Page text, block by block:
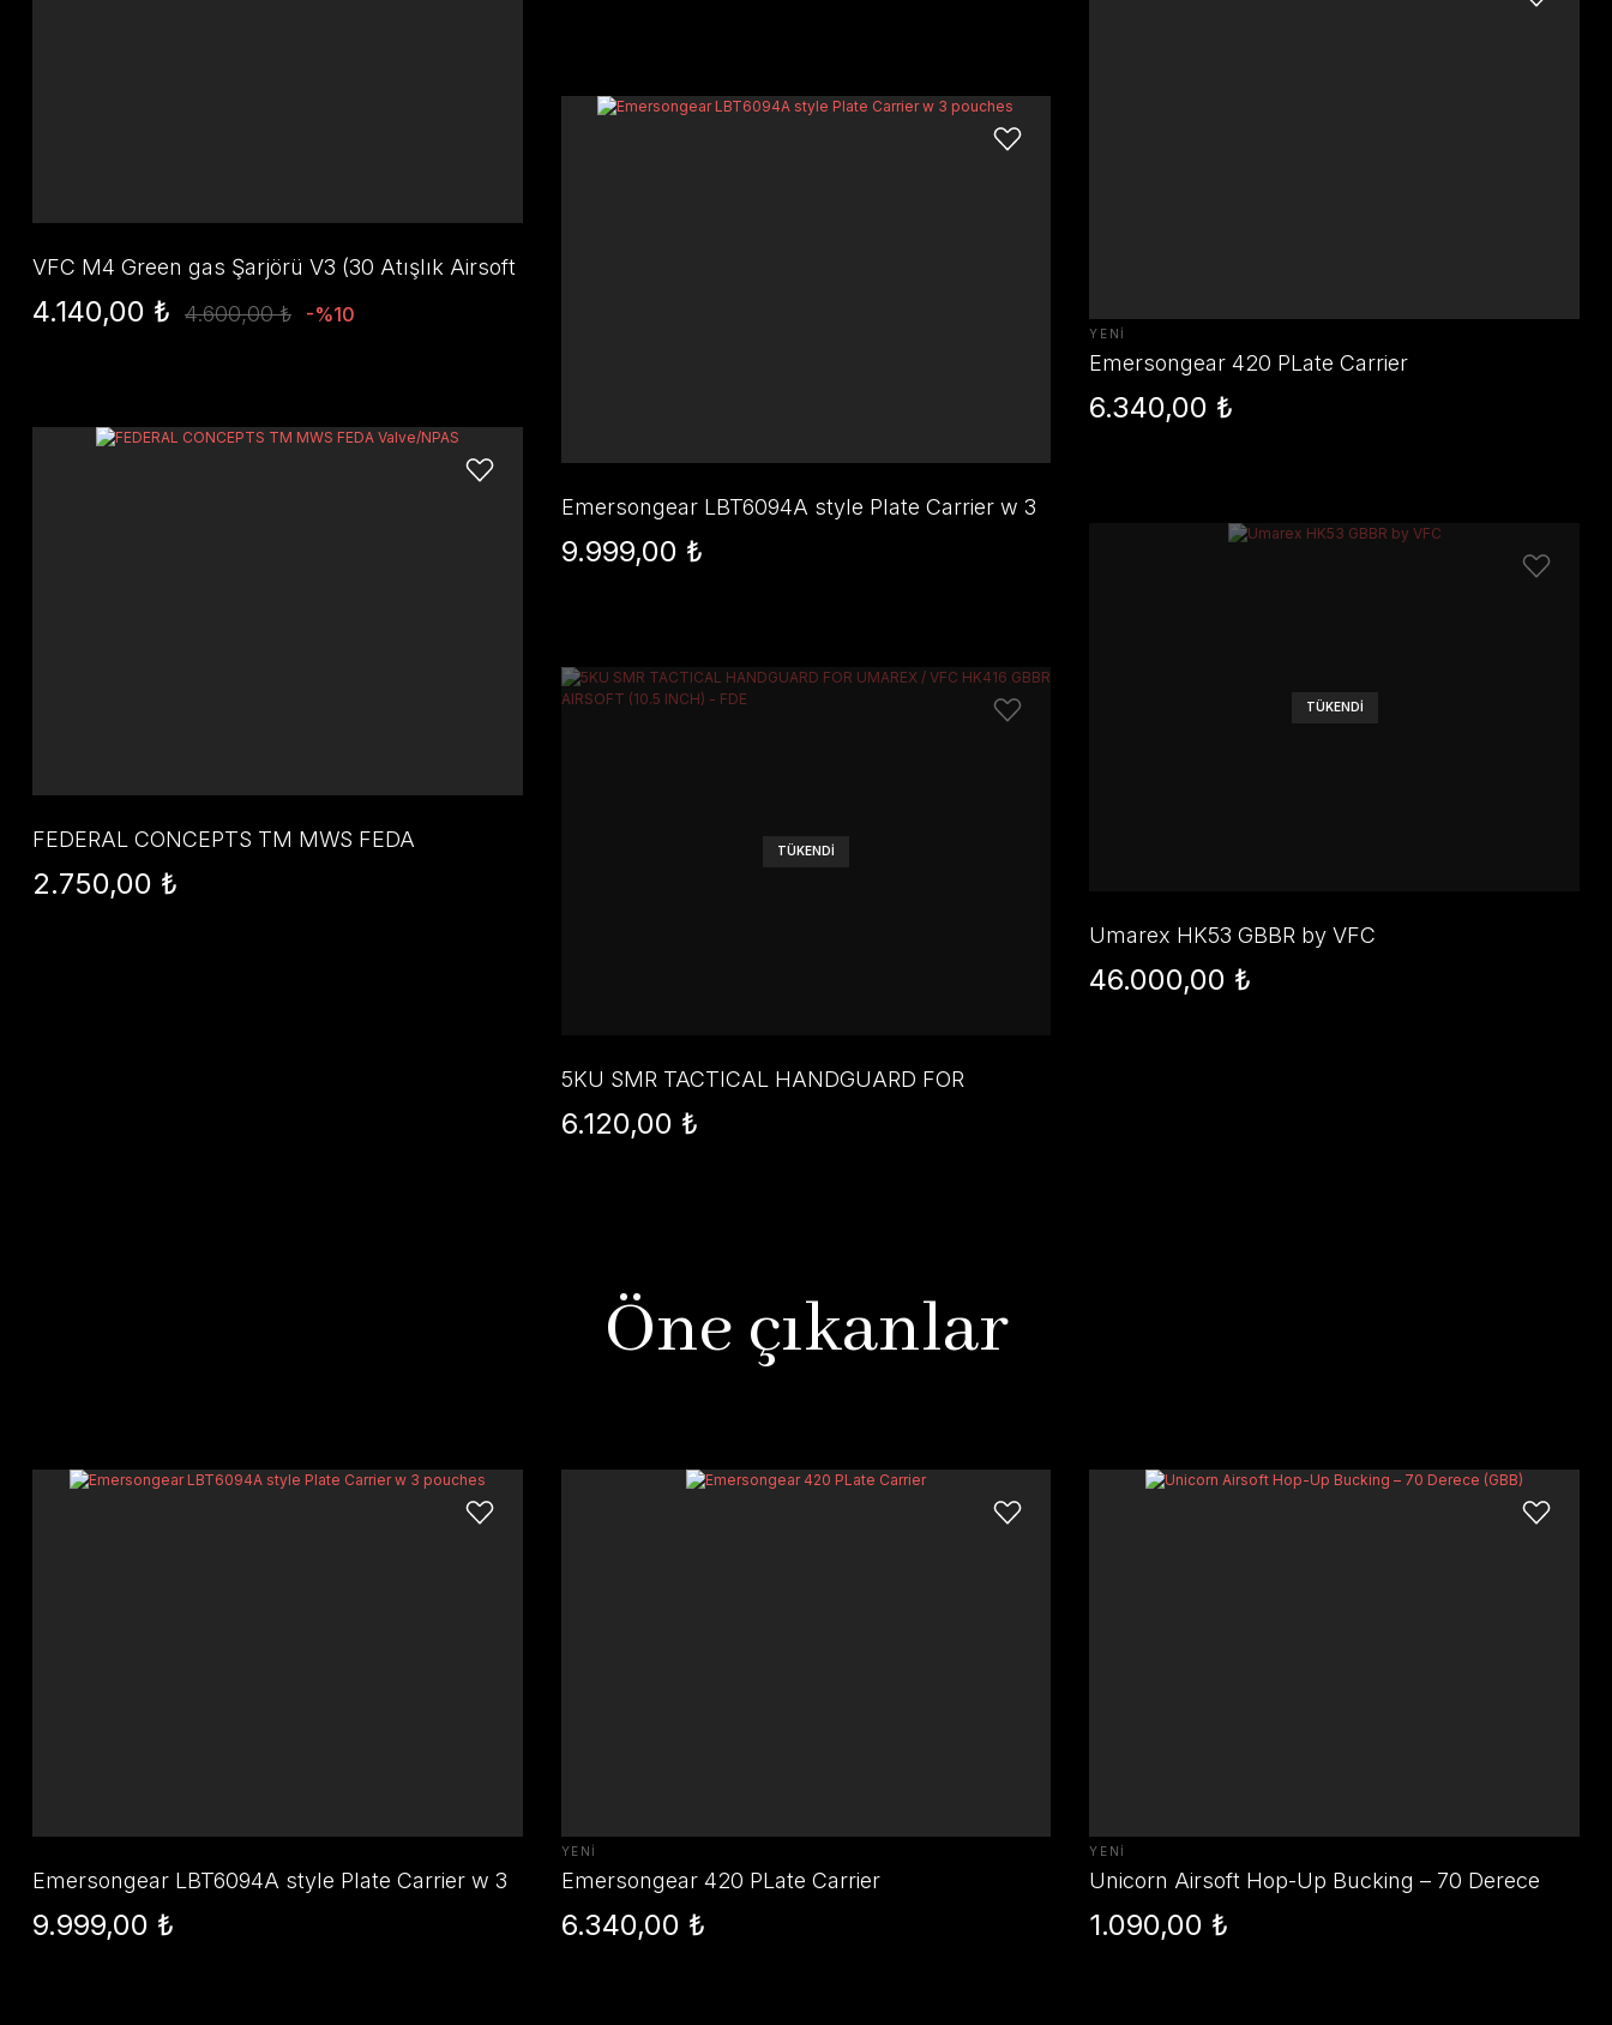
VFC M4 Green gas Şarjörü V3 (30 Atışlık Airsoft
Şarjörü) - Gri (Yeni Versiyon)
4.140,00 ₺ 4.600,00 ₺ -%10
Emersongear LBT6094A style Plate Carrier w 3
pouches
9.999,00 ₺
YENİ
Emersongear 420 PLate Carrier
6.340,00 ₺
FEDERAL CONCEPTS TM MWS FEDA
Valve/NPAS
2.750,00 ₺
TÜKENDİ
5KU SMR TACTICAL HANDGUARD FOR
UMAREX / VFC HK416 GBBR AIRSOFT (10.5
INCH) - FDE
6.120,00 ₺
TÜKENDİ
Umarex HK53 GBBR by VFC
46.000,00 ₺
Öne çıkanlar
Emersongear LBT6094A style Plate Carrier w 3
pouches
9.999,00 ₺
YENİ
Emersongear 420 PLate Carrier
6.340,00 ₺
YENİ
Unicorn Airsoft Hop-Up Bucking – 70 Derece
(GBB)
1.090,00 ₺